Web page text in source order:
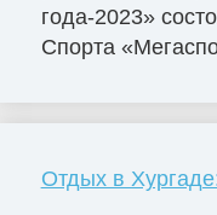
года-2023»
Cпорта
Отдых в